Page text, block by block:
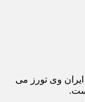
وی تورز می